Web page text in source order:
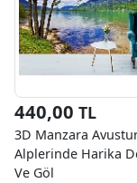
440,00 TL
3D Manzara
Alplerinde Harika
Ve Göl